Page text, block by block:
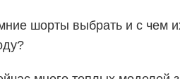
шорты выбрать и с чем